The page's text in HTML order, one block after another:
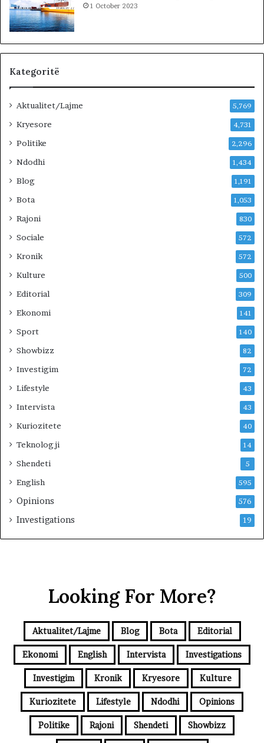
1 October 2023
Kategoritë
Aktualitet/Lajme 5,769
Kryesore 4,731
Politike 2,296
Ndodhi 1,434
Blog 1,191
Bota 1,053
Rajoni 830
Sociale 572
Kronik 572
Kulture 500
Editorial 309
Ekonomi 141
Sport 140
Showbizz 82
Investigim 72
Lifestyle 43
Intervista 43
Kuriozitete 40
Teknologji 14
Shendeti 5
English 595
Opinions 576
Investigations 19
Looking For More?
Aktualitet/Lajme Blog Bota Editorial
Ekonomi English Intervista Investigations
Investigim Kronik Kryesore Kulture
Kuriozitete Lifestyle Ndodhi Opinions
Politike Rajoni Shendeti Showbizz